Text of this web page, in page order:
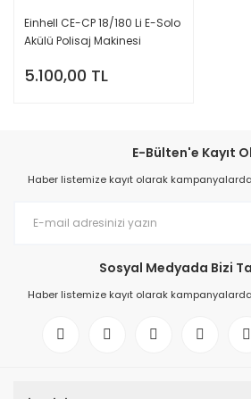
Einhell CE-CP 18/180 Li E-Solo
Akülü Polisaj Makinesi
5.100,00 TL
E-Bülten'e Kayıt
Haber listemize kayıt olarak
Sosyal Medyada Bizi
Haber listemize kayıt olarak